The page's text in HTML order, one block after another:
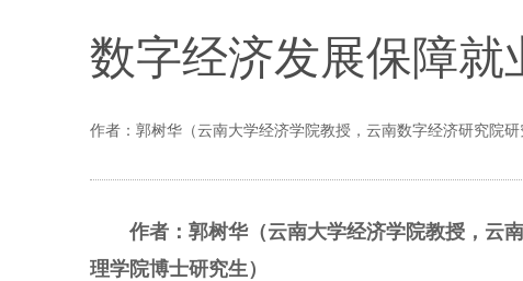
数字经济发展保障就
作者：郭树华（云南大学经济学院教授，云南数字经济研究院
作者：郭树华（云南大学经济学院教授，云
理学院博士研究生）